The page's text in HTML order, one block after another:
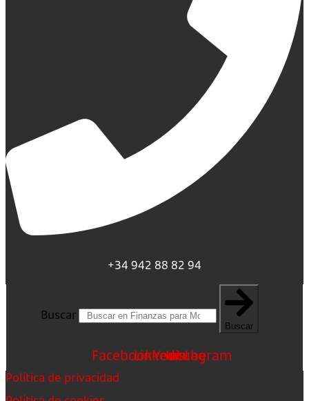
+34 942 88 82 94
Buscar
Buscar
FacebookLinkedin
Youtube
Instagram
Política de privacidad